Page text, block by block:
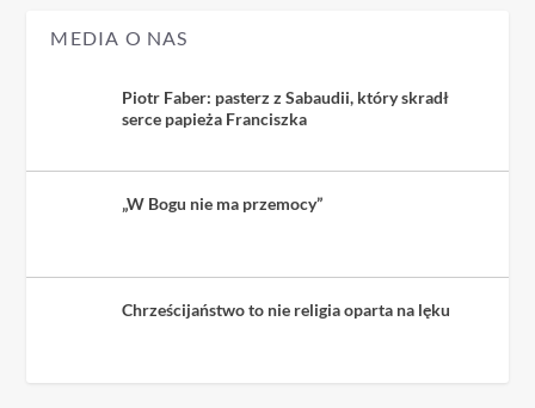
MEDIA O NAS
Piotr Faber: pasterz z Sabaudii, który skradł
serce papieża Franciszka
„W Bogu nie ma przemocy”
Chrześcijaństwo to nie religia oparta na lęku